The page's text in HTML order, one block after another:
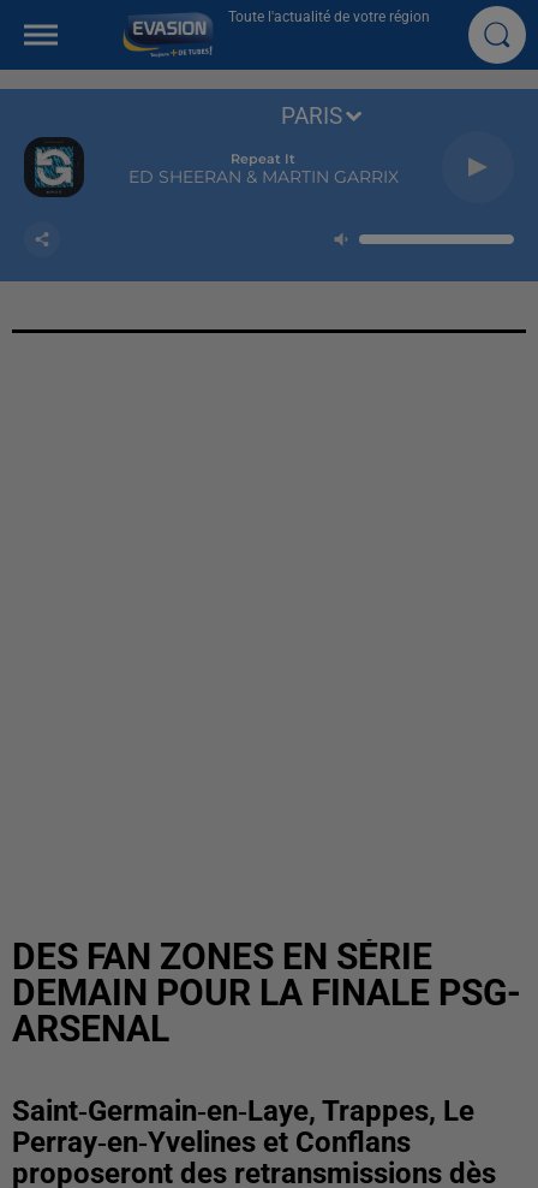
Toute l'actualité de votre région
Repeat It
ED SHEERAN & MARTIN GARRIX
PARIS
DES FAN ZONES EN SÉRIE
DEMAIN POUR LA FINALE PSG-
ARSENAL
Saint‑Germain‑en‑Laye, Trappes, Le
Perray‑en‑Yvelines et Conflans
proposeront des retransmissions dès